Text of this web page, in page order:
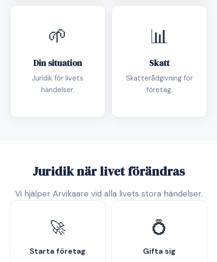
🌱
Din situation
Juridik för livets
händelser.
📊
Skatt
Skatterådgivning för
företag.
Juridik när livet förändras
Vi hjälper Arvikaare vid alla livets stora händelser.
🚀
Starta företag
💍
Gifta sig